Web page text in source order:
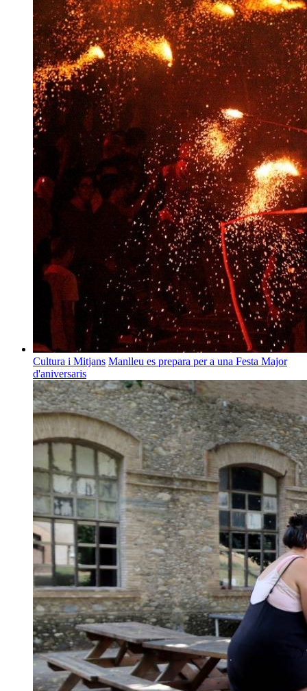
Cultura i Mitjans Manlleu es prepara per a una Festa Major
d'aniversaris